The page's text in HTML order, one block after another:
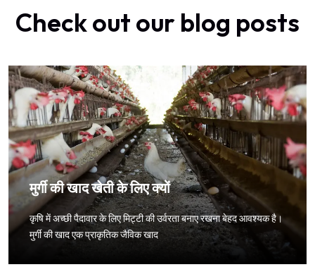
Check out our blog posts
मुर्गी की खाद खेती के लिए क्यों
कृषि में अच्छी पैदावार के लिए मिट्टी की उर्वरता बनाए रखना बेहद आवश्यक है।
मुर्गी की खाद एक प्राकृतिक जैविक खाद